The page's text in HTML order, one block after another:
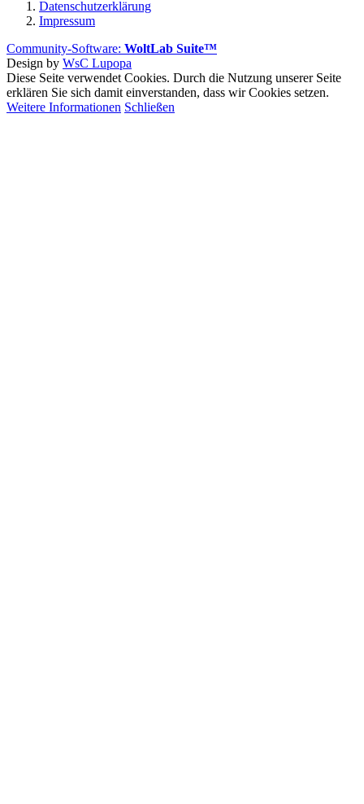
Datenschutzerklärung
Impressum
Community-Software: WoltLab Suite™
Design by WsC Lupopa
Diese Seite verwendet Cookies. Durch die Nutzung unserer Seite
erklären Sie sich damit einverstanden, dass wir Cookies setzen.
Weitere Informationen Schließen